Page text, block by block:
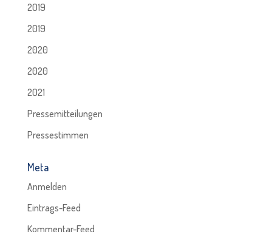
2019
2019
2020
2020
2021
Pressemitteilungen
Pressestimmen
Meta
Anmelden
Eintrags-Feed
Kommentar-Feed